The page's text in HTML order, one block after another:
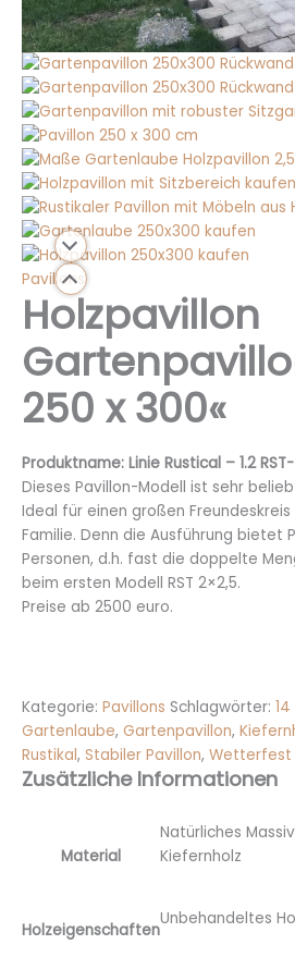
Pavillons
Holzpavillon
250 x 300«
Produktname: Linie Rustical – 1.2
Dieses Pavillon-Modell ist sehr
Ideal für einen großen
Familie. Denn die Ausführung bietet
Personen, d.h. fast die doppelte
beim ersten Modell RST 2×2,5.
Preise ab 2500 euro.
Kategorie: Pavillons Schlagwörter:
Gartenlaube, Gartenpavillon,
Rustikal, Stabiler Pavillon, Wetterfest
Zusätzliche Informationen
Material
Natürliches
Kiefernholz
Holzeigenschaften
Unbehandeltes